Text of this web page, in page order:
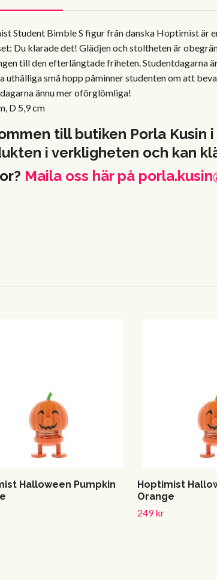
Student Bimble S figur från danska Hoptimist är
Du klarade det! Glädjen och stoltheten är
till den efterlängtade friheten. Studentdagarna
uthålliga små hopp påminner studenten om att
ännu mer oförglömliga!
D 5,9 cm
till butiken Porla Kusin
i verkligheten och kan
Maila oss här på
Halloween Pumpkin
Hoptimist
Orange
249 kr